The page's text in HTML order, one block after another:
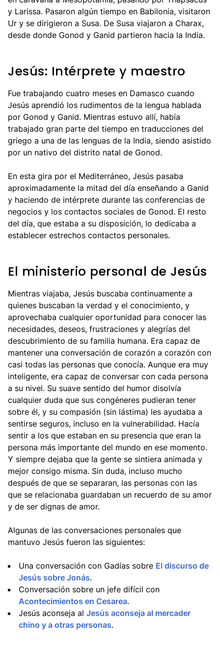
y Larissa. Pasaron algún tiempo en Babilonia, visitaron
Ur y se dirigieron a Susa. De Susa viajaron a Charax,
desde donde Gonod y Ganid partieron hacia la India.
Jesús: Intérprete y maestro
Fue trabajando cuatro meses en Damasco cuando
Jesús aprendió los rudimentos de la lengua hablada
por Gonod y Ganid. Mientras estuvo allí, había
trabajado gran parte del tiempo en traducciones del
griego a una de las lenguas de la India, siendo asistido
por un nativo del distrito natal de Gonod.
En esta gira por el Mediterráneo, Jesús pasaba
aproximadamente la mitad del día enseñando a Ganid
y haciendo de intérprete durante las conferencias de
negocios y los contactos sociales de Gonod. El resto
del día, que estaba a su disposición, lo dedicaba a
establecer estrechos contactos personales.
El ministerio personal de Jesús
Mientras viajaba, Jesús buscaba continuamente a
quienes buscaban la verdad y el conocimiento, y
aprovechaba cualquier oportunidad para conocer las
necesidades, deseos, frustraciones y alegrías del
descubrimiento de su familia humana. Era capaz de
mantener una conversación de corazón a corazón con
casi todas las personas que conocía. Aunque era muy
inteligente, era capaz de conversar con cada persona
a su nivel. Su suave sentido del humor disolvía
cualquier duda que sus congéneres pudieran tener
sobre él, y su compasión (sin lástima) les ayudaba a
sentirse seguros, incluso en la vulnerabilidad. Hacía
sentir a los que estaban en su presencia que eran la
persona más importante del mundo en ese momento.
Y siempre dejaba que la gente se sintiera animada y
mejor consigo misma. Sin duda, incluso mucho
después de que se separaran, las personas con las
que se relacionaba guardaban un recuerdo de su amor
y de ser dignas de amor.
Algunas de las conversaciones personales que
mantuvo Jesús fueron las siguientes:
Una conversación con Gadías sobre El discurso de
Jesús sobre Jonás.
Conversación sobre un jefe difícil con
Acontecimientos en Cesarea.
Jesús aconseja al Jesús aconseja al mercader
chino y a otras personas.